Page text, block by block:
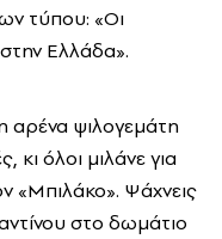
τύπου: «Οι
Ελλάδα».
αρένα ψιλογεμάτη
κι όλοι μιλάνε για
«Μπιλάκο». Ψάχνεις
στο δωμάτιο